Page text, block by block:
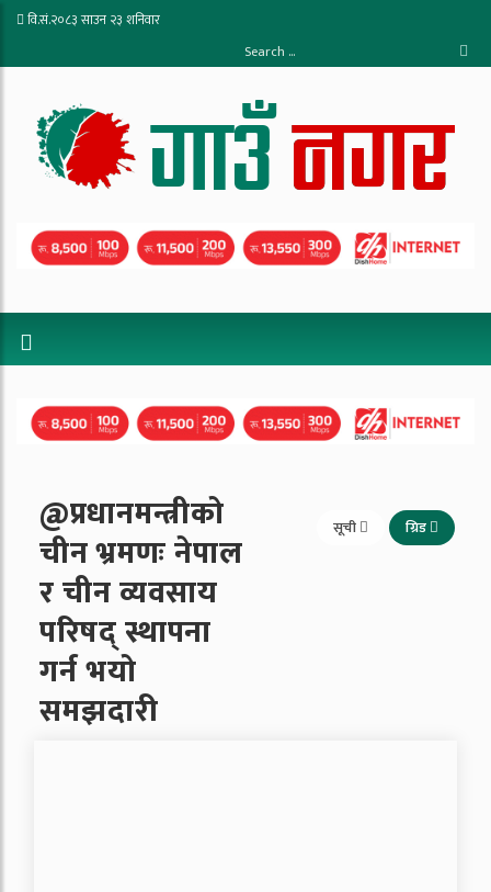
वि.सं.२०८३ साउन २३ शनिवार
@प्रधानमन्त्रीको
चीन भ्रमणः नेपाल
र चीन व्यवसाय
परिषद् स्थापना
गर्न भयो
समझदारी
सूची ग्रिड